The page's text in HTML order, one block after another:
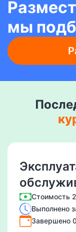
мы
линий
Стоимость
Выполнено
Завершено